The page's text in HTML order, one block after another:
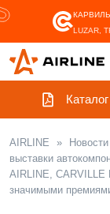
LUZAR,
Каталог
AIRLINE » Новости
выставки
AIRLINE, CARVILLE
значимыми